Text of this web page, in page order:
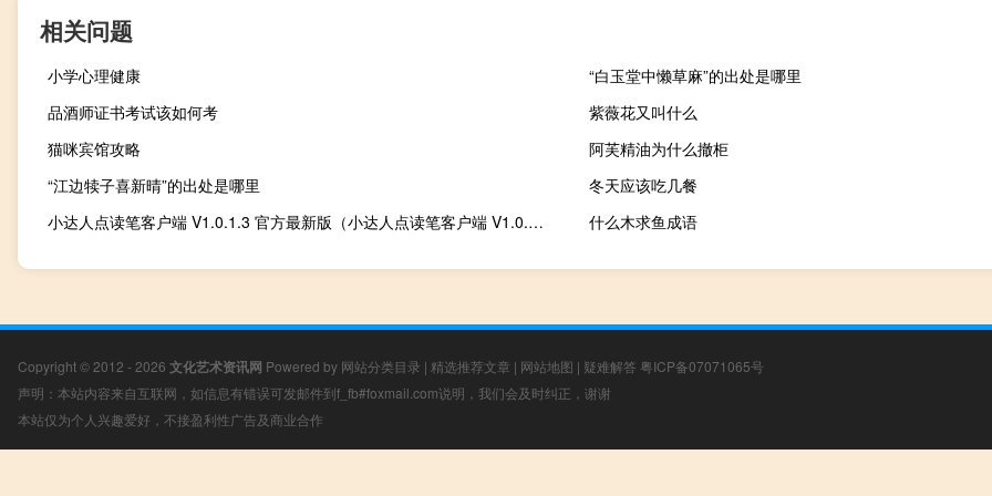
相关问题
小学心理健康
“白玉堂中懒草麻”的出处是哪里
品酒师证书考试该如何考
紫薇花又叫什么
猫咪宾馆攻略
阿芙精油为什么撤柜
“江边犊子喜新晴”的出处是哪里
冬天应该吃几餐
小达人点读笔客户端 V1.0.1.3 官方最新版（小达人点读笔客户端 V1.0.1.3 官方最新版功能简介）
什么木求鱼成语
Copyright © 2012 - 2026 文化艺术资讯网 Powered by 网站分类目录 | 精选推荐文章 | 网站地图 | 疑难解答 粤ICP备07071065号
声明：本站内容来自互联网，如信息有错误可发邮件到f_fb#foxmail.com说明，我们会及时纠正，谢谢
本站仅为个人兴趣爱好，不接盈利性广告及商业合作